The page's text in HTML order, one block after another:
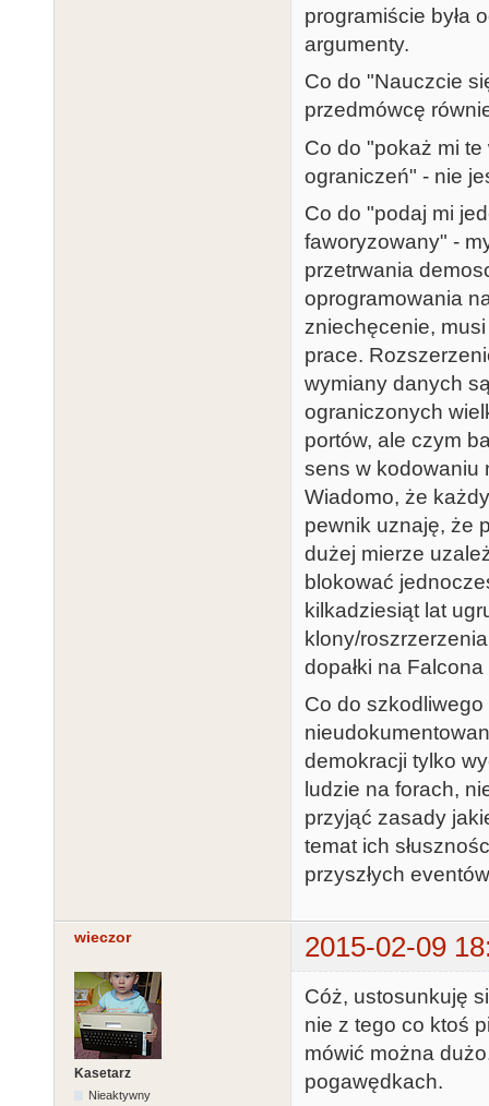
programiście była
argumenty.
Co do "Nauczcie
przedmówcę
Co do "pokaż mi
ograniczeń" - nie
Co do "podaj mi
faworyzowany" -
przetrwania
oprogramowania
zniechęcenie,
prace.
wymiany danych
ograniczonych
portów, ale czym
sens w kodowaniu
Wiadomo, że
pewnik uznaję, że
dużej mierze
blokować
kilkadziesiąt lat
klony/
dopałki na
Co do szkodliwego
demokracji tylko
ludzie na forach,
przyjąć zasady
temat ich
przyszłych
wieczor 2015-02-09
Kasetarz
Nieaktywny
Cóż, ustosunkuję
nie z tego co ktoś
mówić można
pogawędkach.